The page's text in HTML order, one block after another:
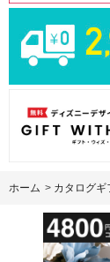
ホーム > カタログギ